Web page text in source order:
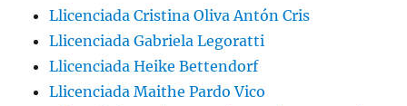
Llicenciada Cristina Oliva Antón Cris
Llicenciada Gabriela Legoratti
Llicenciada Heike Bettendorf
Llicenciada Maithe Pardo Vico